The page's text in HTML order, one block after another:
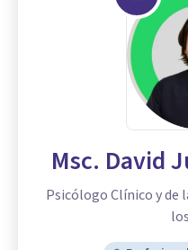
Msc. David
Psicólogo Clínico y de